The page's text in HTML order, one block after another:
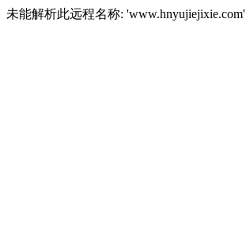
未能解析此远程名称: 'www.hnyujiejixie.com'